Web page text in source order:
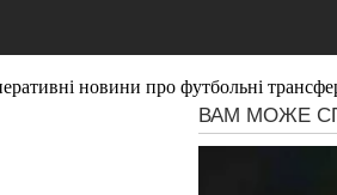
новини про футбольні